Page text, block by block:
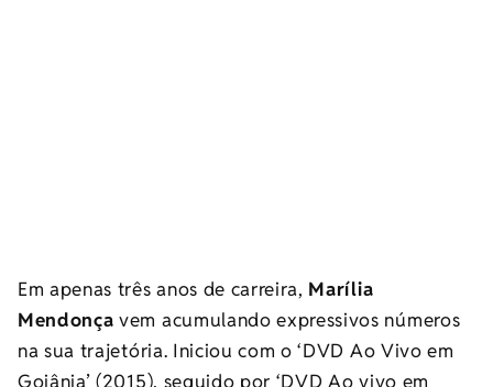
Em apenas três anos de carreira, Marília
Mendonça vem acumulando expressivos números
na sua trajetória. Iniciou com o ‘DVD Ao Vivo em
Goiânia’ (2015), seguido por ‘DVD Ao vivo em